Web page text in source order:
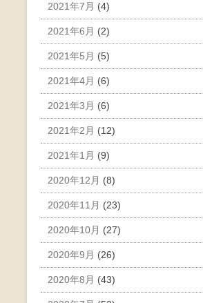
2021年7月 (4)
2021年6月 (2)
2021年5月 (5)
2021年4月 (6)
2021年3月 (6)
2021年2月 (12)
2021年1月 (9)
2020年12月 (8)
2020年11月 (23)
2020年10月 (27)
2020年9月 (26)
2020年8月 (43)